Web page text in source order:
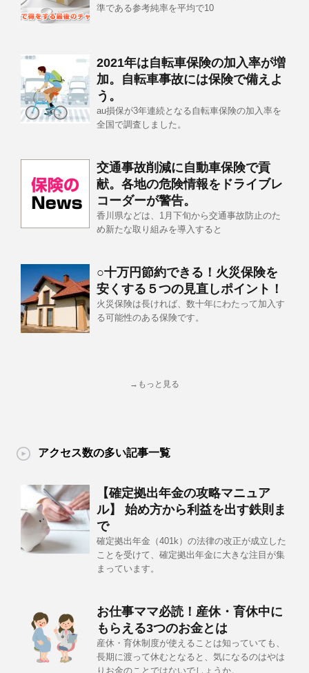
準である参考純率を平均で10
2021年は自転車保険の加入率が増
加。自転車事故には保険で備えよ
う。
au損保が3年連続となる自転車保険の加入率を
全国で調査しました。
交通事故削減に自動車保険で貢
献。各地の危険情報をドライブレ
コーダーが警告。
香川県などは、1月下旬から交通事故防止のた
め新たな取り組みを導入すると
○十万円節約できる！火災保険を
安くする５つの見直しポイント！
火災保険は長ければ、数十年にわたって加入す
る可能性のある保険です。
→もっと見る
アクセス数の多い記事一覧
【確定拠出年金の攻略マニュア
ル】 始め方から利益を出す鉄則ま
で
確定拠出年金（401k）の法律の改正が成立した
ことを受けて、確定拠出年金に大きな注目が集
まっています。
お仕事ママ必読！産休・育休中に
もらえる3つのお金とは
産休・育休制度が使えることは知っていても、
長期に渡って休むとなると、気になるのはやは
りお金のことではないでしょうか。